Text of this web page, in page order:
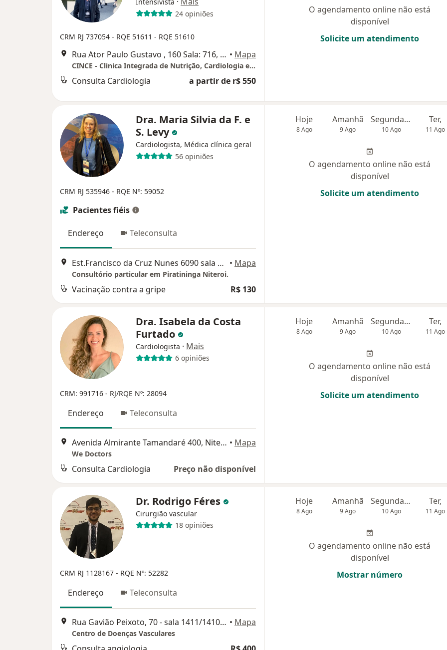
24 opiniões
CRM RJ 737054 - RQE 51611 - RQE 51610
Rua Ator Paulo Gustavo , 160 Sala: 716, Niterói • Mapa
CINCE - Clinica Integrada de Nutrição, Cardiologia e Endocrinologia
Consulta Cardiologia a partir de r$ 550
O agendamento online não está
disponível
Solicite um atendimento
Dra. Maria Silvia da F. e
S. Levy
Cardiologista, Médica clínica geral
56 opiniões
CRM RJ 535946 - RQE Nº: 59052
Pacientes fiéis
Endereço Teleconsulta
Est.Francisco da Cruz Nunes 6090 sala 207 Center Business tel 36868639, Niterói • Mapa
Consultório particular em Piratininga Niteroi.
Vacinação contra a gripe R$ 130
Hoje
8 Ago
Amanhã
9 Ago
Segunda-feira
10 Ago
Ter,
11 Ago
O agendamento online não está
disponível
Solicite um atendimento
Dra. Isabela da Costa
Furtado
Cardiologista · Mais
6 opiniões
CRM: 991716 - RJ/RQE Nº: 28094
Endereço Teleconsulta
Avenida Almirante Tamandaré 400, Niterói • Mapa
We Doctors
Consulta Cardiologia Preço não disponível
Hoje
8 Ago
Amanhã
9 Ago
Segunda-feira
10 Ago
Ter,
11 Ago
O agendamento online não está
disponível
Solicite um atendimento
Dr. Rodrigo Féres
Cirurgião vascular
18 opiniões
CRM RJ 1128167 - RQE Nº: 52282
Endereço Teleconsulta
Rua Gavião Peixoto, 70 - sala 1411/1410, Niterói • Mapa
Centro de Doenças Vasculares
Hoje
8 Ago
Amanhã
9 Ago
Segunda-feira
10 Ago
Ter,
11 Ago
O agendamento online não está
disponível
Mostrar número